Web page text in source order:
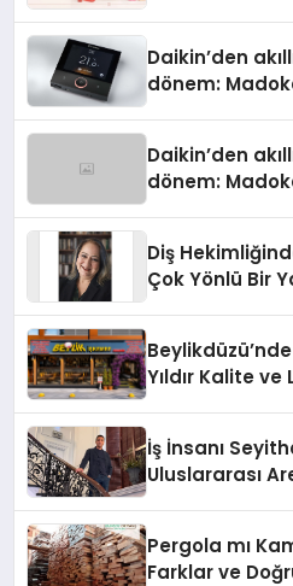
Daikin’den
dönem:
Daikin’den
dönem:
Diş
Çok Yönlü Bir
Yıldır Kalite
İş İnsanı
Uluslararası
Pergola mı
Farklar ve